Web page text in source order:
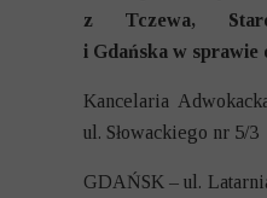
z Tczewa,
i Gdańska w sprawie
Kancelaria
ul. Słowackiego nr 5/3
GDAŃSK – ul.